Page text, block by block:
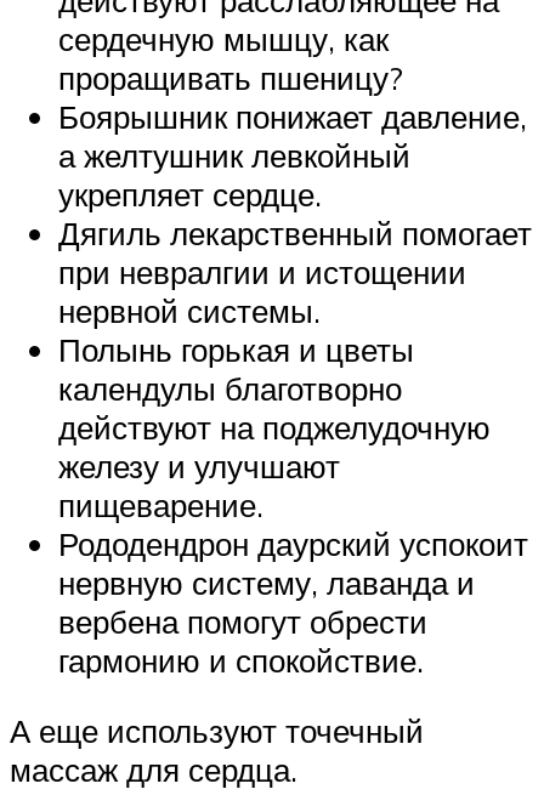
сердечную мышцу, как
проращивать пшеницу?
Боярышник понижает давление,
а желтушник левкойный
укрепляет сердце.
Дягиль лекарственный помогает
при невралгии и истощении
нервной системы.
Полынь горькая и цветы
календулы благотворно
действуют на поджелудочную
железу и улучшают
пищеварение.
Рододендрон даурский успокоит
нервную систему, лаванда и
вербена помогут обрести
гармонию и спокойствие.
А еще используют точечный
массаж для сердца.